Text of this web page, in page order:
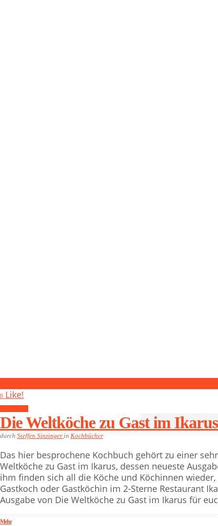
0 Like!
Die Weltköche zu Gast im
durch Steffen Sinzinger in Kochbücher
Das hier besprochene Kochbuch gehört zu einer
Weltköche zu Gast im Ikarus, dessen neueste
ihm finden sich all die Köche und Köchinnen
Gastkoch oder Gastköchin im 2-Sterne Restaurant
Ausgabe von Die Weltköche zu Gast im Ikarus für
Mehr